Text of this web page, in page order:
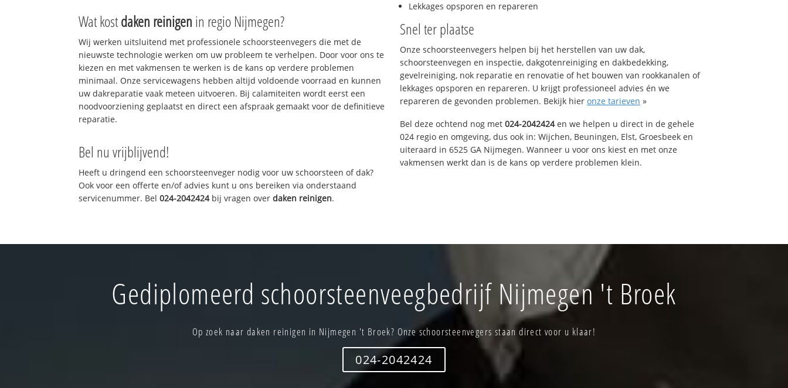
Wat kostdaken reinigen in regio Nijmegen?
Wij werken uitsluitend met professionele schoorsteenvegers die met de
nieuwste technologie werken om uw probleem te verhelpen. Door voor ons te
kiezen en met vakmensen te werken is de kans op verdere problemen
minimaal. Onze servicewagens hebben altijd voldoende voorraad en kunnen
uw dakreparatie vaak meteen uitvoeren. Bij calamiteiten wordt eerst een
noodvoorziening geplaatst en direct een afspraak gemaakt voor de definitieve
reparatie.
Bel nu vrijblijvend!
Heeft u dringend een schoorsteenveger nodig voor uw schoorsteen of dak?
Ook voor een offerte en/of advies kunt u ons bereiken via onderstaand
servicenummer. Bel024-2042424bij vragen overdaken reinigen.
Lekkages opsporen en repareren
Snel ter plaatse
Onze schoorsteenvegers helpen bij het herstellen van uw dak,
schoorsteenvegen en inspectie, dakgotenreiniging en dakbedekking,
gevelreiniging, nok reparatie en renovatie of het bouwen van rookkanalen of
lekkages opsporen en repareren. U krijgt professioneel advies én we
repareren de gevonden problemen. Bekijk hier onze tarieven »
Bel deze ochtend nog met 024-2042424en we helpen u direct in de gehele
024 regio en omgeving, dus ook in: Wijchen, Beuningen, Elst, Groesbeek en
uiteraard in 6525 GA Nijmegen. Wanneer u voor ons kiest en met onze
vakmensen werkt dan is de kans op verdere problemen klein.
Gediplomeerd schoorsteenveegbedrijf Nijmegen 't Broek
Op zoek naar daken reinigen in Nijmegen 't Broek? Onze schoorsteenvegers staan direct voor u klaar!
024-2042424